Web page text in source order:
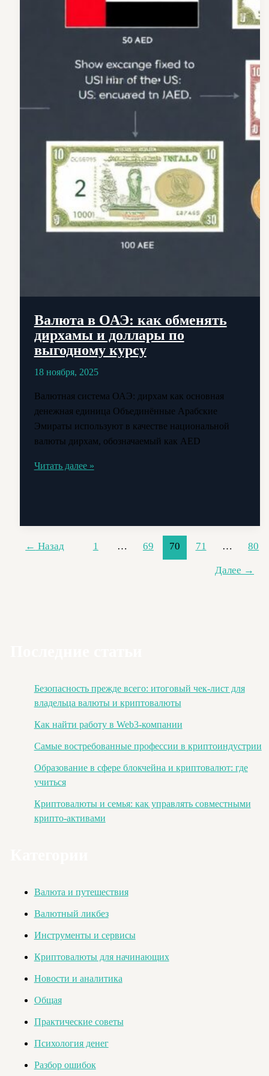
Безопасность прежде всего: итоговый чек-лист для
владельца валюты и криптовалюты
Как найти работу в Web3-компании
Самые востребованные профессии в криптоиндустрии
Образование в сфере блокчейна и криптовалют: где
учиться
Криптовалюты и семья: как управлять совместными
крипто-активами
Валюта и путешествия
Валютный ликбез
Инструменты и сервисы
Криптовалюты для начинающих
Новости и аналитика
Общая
Практические советы
Психология денег
Разбор ошибок
Валюта в ОАЭ: как обменять
дирхамы и доллары по
выгодному курсу
18 ноября, 2025
Валютная система ОАЭ: дирхам как основная
денежная единица Объединённые Арабские
Эмираты используют в качестве национальной
валюты дирхам, обозначаемый как AED
Валюта
обменять
Читать далее »
← Назад 1 … 69 70 71 … 80
Далее →